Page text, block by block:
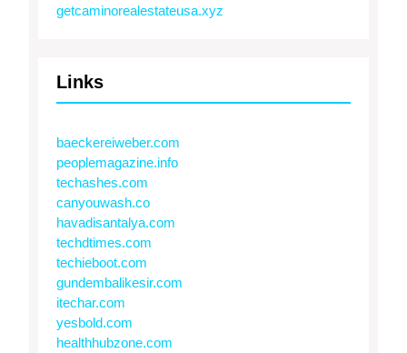
getcaminorealestateusa.xyz
Links
baeckereiweber.com
peoplemagazine.info
techashes.com
canyouwash.co
havadisantalya.com
techdtimes.com
techieboot.com
gundembalikesir.com
itechar.com
yesbold.com
healthhubzone.com